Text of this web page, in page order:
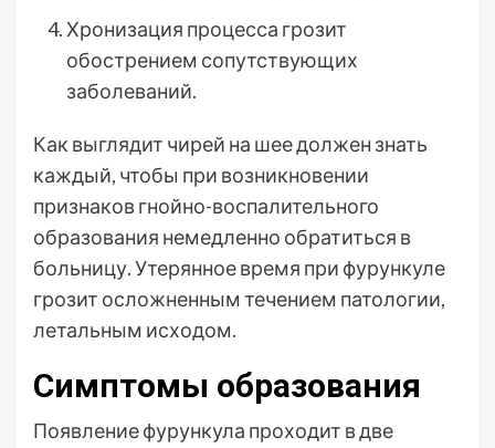
Хронизация процесса грозит
обострением сопутствующих
заболеваний.
Как выглядит чирей на шее должен знать
каждый, чтобы при возникновении
признаков гнойно-воспалительного
образования немедленно обратиться в
больницу. Утерянное время при фурункуле
грозит осложненным течением патологии,
летальным исходом.
Симптомы образования
Появление фурункула проходит в две